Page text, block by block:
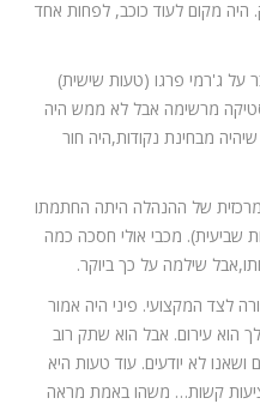
מקום לעוד כוכב, לפחות אחד
על ג'רמי פרגו (טעות שישית)
מרשימה אבל לא ממש היה
מבחינת נקודות,היה חור
של ההנהלה היתה החתמתו
שביעית). מכבי אולי חסכה כמה
שילמה על כך ביוקר.
לצד המקצועי. פיני היה אמור
הוא עירום. אבל הוא שתק רוב
ושאנו לא יודעים. עוד טעות היא
קשות… משהו באמת מראה